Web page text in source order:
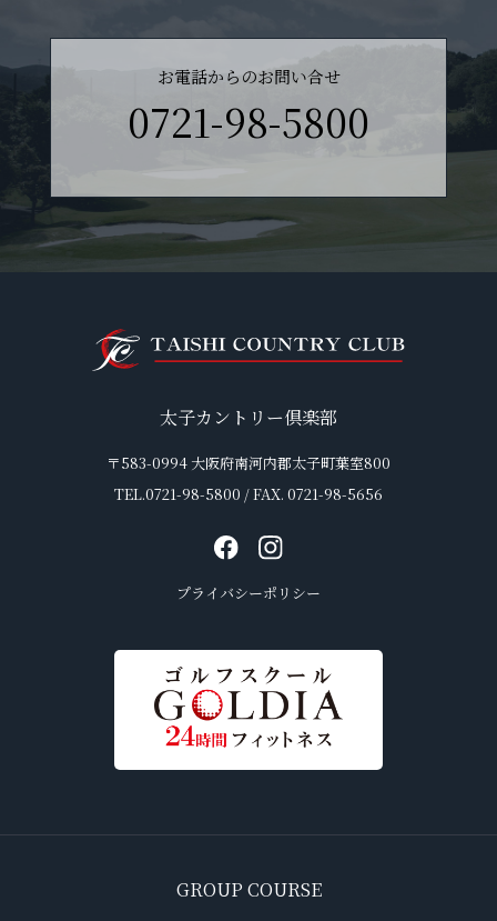
お電話からのお問い合せ
0721-98-5800
太子カントリー倶楽部
〒583-0994 大阪府南河内郡太子町葉室800
TEL.0721-98-5800 / FAX. 0721-98-5656
プライバシーポリシー
GROUP COURSE